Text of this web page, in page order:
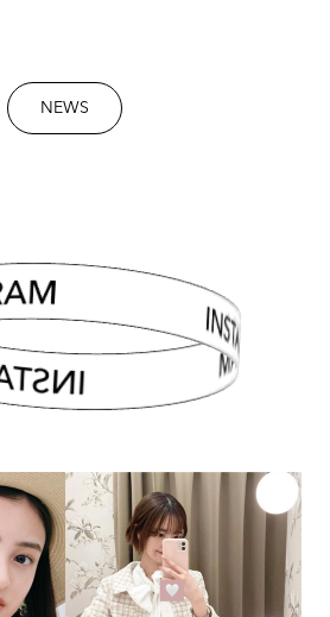
NEWS
INSTAGRAM